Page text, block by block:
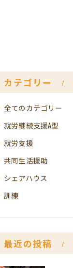
カテゴリー
全てのカテゴリー
就労継続支援A型
就労支援
共同生活援助
シェアハウス
訓練
最近の投稿